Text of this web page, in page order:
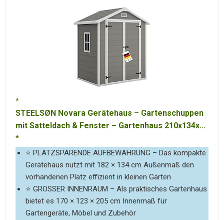
STEELSØN Novara Gerätehaus – Gartenschuppen
mit Satteldach & Fenster – Gartenhaus 210x134x...
⭐ PLATZSPARENDE AUFBEWAHRUNG – Das kompakte
Gerätehaus nutzt mit 182 × 134 cm Außenmaß den
vorhandenen Platz effizient in kleinen Gärten
⭐ GROSSER INNENRAUM – Als praktisches Gartenhaus
bietet es 170 × 123 × 205 cm Innenmaß für
Gartengeräte, Möbel und Zubehör